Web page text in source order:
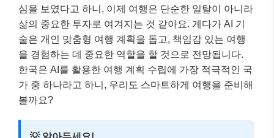
심을 보였다고 하니, 이제 여행은 단순한 일탈이 아니라
삶의 중요한 투자로 여겨지는 것 같아요. 게다가 AI 기
술은 개인 맞춤형 여행 계획을 돕고, 책임감 있는 여행
을 경험하는 데 중요한 역할을 할 것으로 전망됩니다.
한국은 AI를 활용한 여행 계획 수립에 가장 적극적인 국
가 중 하나라고 하니, 우리도 스마트하게 여행을 준비해
볼까요?